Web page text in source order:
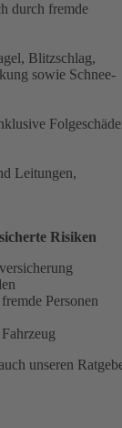
durch fremde
Blitzschlag,
sowie Schnee-
Leitungen,
Risiken
Personen
unseren